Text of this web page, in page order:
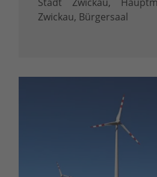
Zwickau, Bürgersaal